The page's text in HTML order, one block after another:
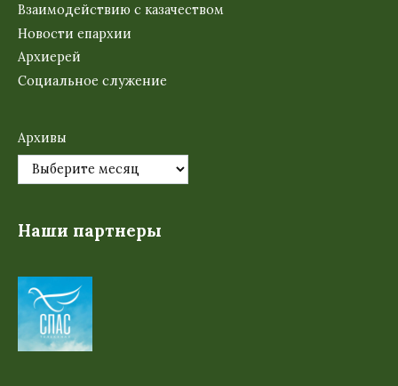
Взаимодействию с казачеством
Новости епархии
Архиерей
Социальное служение
Архивы
Наши партнеры